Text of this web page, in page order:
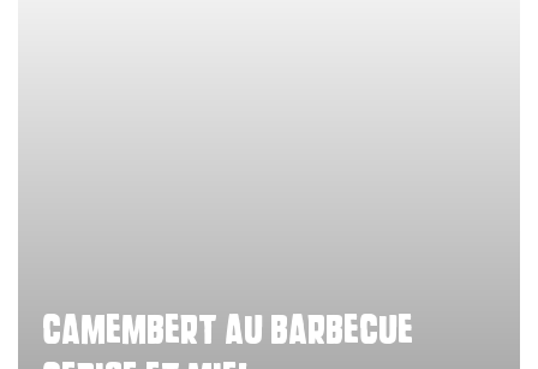
camembert au barbecue